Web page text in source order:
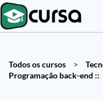
Todos os cursos >
Programação back-end ::